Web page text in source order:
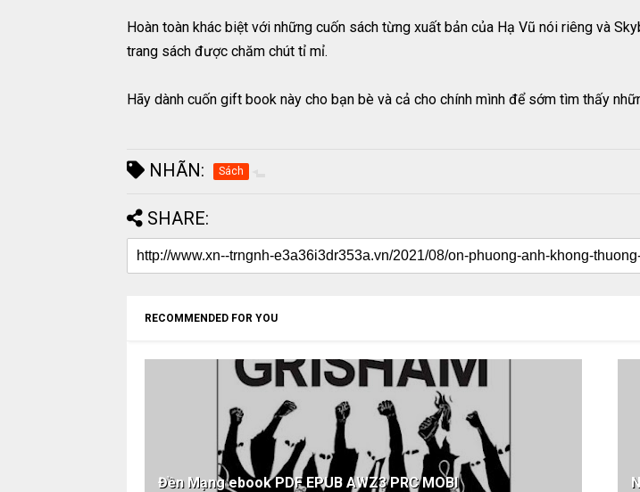
Hoàn toàn khác biệt với những cuốn sách từng xuất bản của Hạ Vũ nói riêng và
trang sách được chăm chút tỉ mỉ.
Hãy dành cuốn gift book này cho bạn bè và cả cho chính mình để sớm tìm thấy
NHÃN: Sách
SHARE:
RECOMMENDED FOR YOU
Đền Mạng ebook PDF EPUB AWZ3 PRC MOBI